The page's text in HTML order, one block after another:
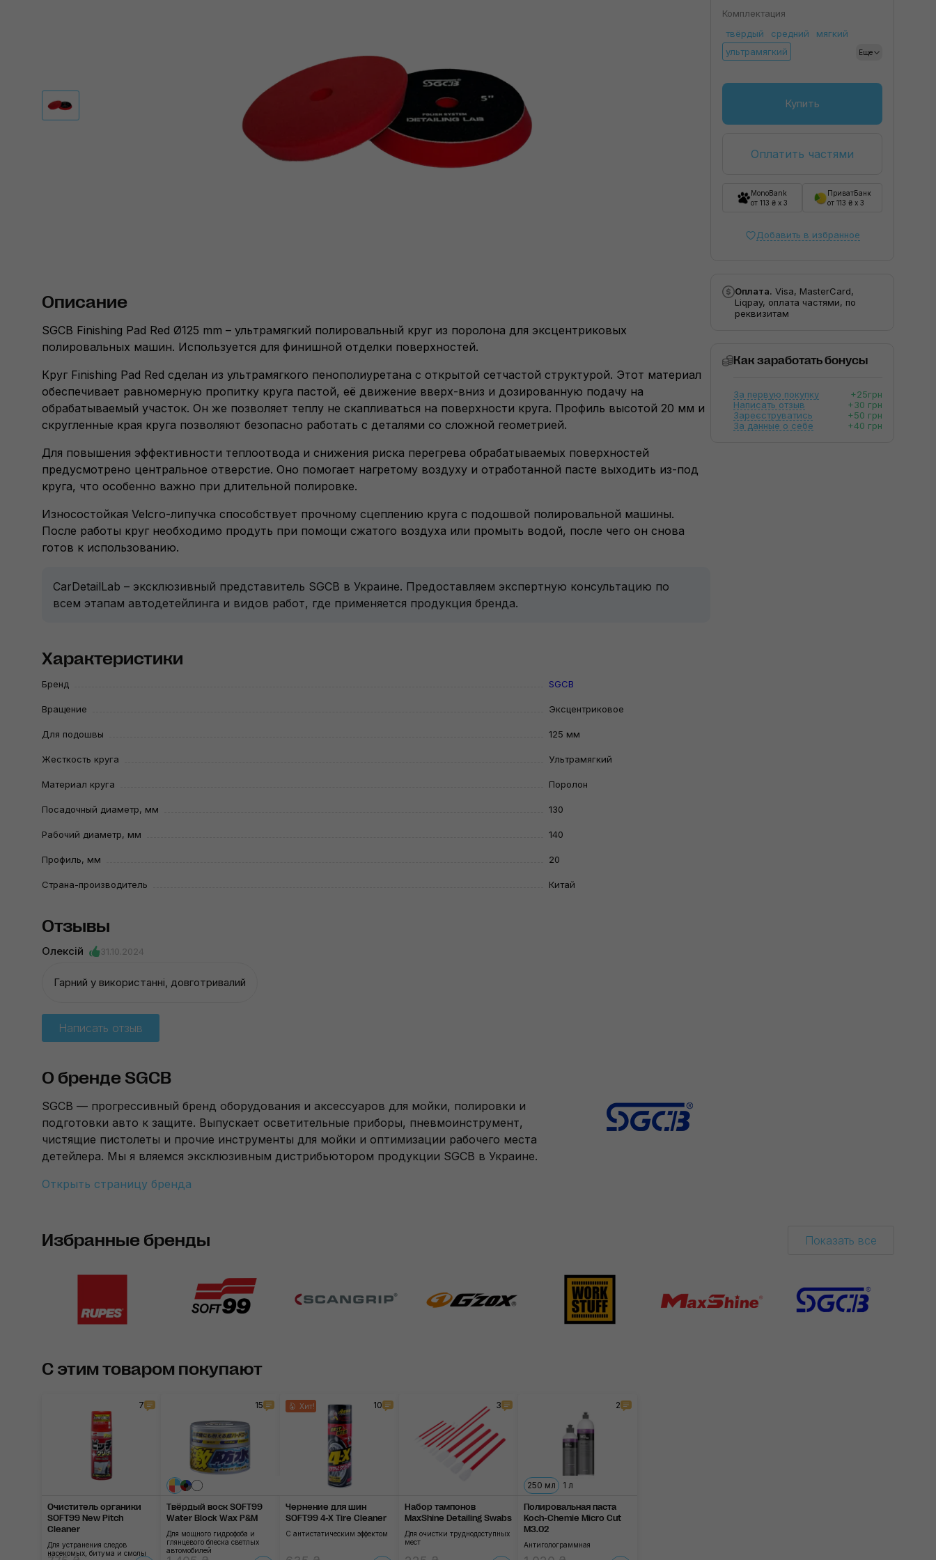
Описание
SGCB Finishing Pad Red Ø125 mm – ультрамягкий полировальный круг из поролона для эксцентриковых
полировальных машин. Используется для финишной отделки поверхностей.
Круг Finishing Pad Red сделан из ультрамягкого пенополиуретана с открытой сетчастой структурой. Этот материал
обеспечивает равномерную пропитку круга пастой, её движение вверх-вниз и дозированную подачу на
обрабатываемый участок. Он же позволяет теплу не скапливаться на поверхности круга. Профиль высотой 20 мм и
скругленные края круга позволяют безопасно работать с деталями со сложной геометрией.
Для повышения эффективности теплоотвода и снижения риска перегрева обрабатываемых поверхностей
предусмотрено центральное отверстие. Оно помогает нагретому воздуху и отработанной пасте выходить из-под
круга, что особенно важно при длительной полировке.
Износостойкая Velcro-липучка способствует прочному сцеплению круга с подошвой полировальной машины.
После работы круг необходимо продуть при помощи сжатого воздуха или промыть водой, после чего он снова
готов к использованию.
CarDetailLab – эксклюзивный представитель SGCB в Украине. Предоставляем экспертную консультацию по
всем этапам автодетейлинга и видов работ, где применяется продукция бренда.
Характеристики
Бренд SGCB
Вращение Эксцентриковое
Для подошвы 125 мм
Жесткость круга Ультрамягкий
Материал круга Поролон
Посадочный диаметр, мм 130
Рабочий диаметр, мм 140
Профиль, мм 20
Страна-производитель Китай
Отзывы
Олексій 31.10.2024
Гарний у використанні, довготривалий
Написать отзыв
О бренде SGCB
SGCB — прогрессивный бренд оборудования и аксессуаров для мойки, полировки и
подготовки авто к защите. Выпускает осветительные приборы, пневмоинструмент,
чистящие пистолеты и прочие инструменты для мойки и оптимизации рабочего места
детейлера. Мы я вляемся эксклюзивным дистрибьютором продукции SGCB в Украине.
Открыть страницу бренда
Комплектация
Еще
твёрдый средний
мягкий
ультрамягкий
Купить
Оплатить частями
MonoBank
от 113 ₴ x 3
ПриватБанк
от 113 ₴ x 3
Добавить в избранное
Оплата. Visa, MasterCard,
Liqpay, оплата частями, по
реквизитам
Как заработать бонусы
За первую покупку
+25грн
Написать отзыв
+30 грн
Зареєструватись
+50 грн
За данные о себе
+40 грн
Избранные бренды Показать все
С этим товаром покупают
7
Очиститель органики
SOFT99 New Pitch
Cleaner
Для устранения следов
насекомых, битума и смолы
15
Твёрдый воск SOFT99
Water Block Wax P&M
Для мощного гидрофоба и
глянцевого блеска светлых
автомобилей
Хит! 10
Чернение для шин
SOFT99 4-X Tire Cleaner
С антистатическим эффектом
3
Набор тампонов
MaxShine Detailing Swabs
Для очистки труднодоступных
мест
2
250 мл 1 л
Полировальная паста
Koch-Chemie Micro Cut
M3.02
Антиголограммная